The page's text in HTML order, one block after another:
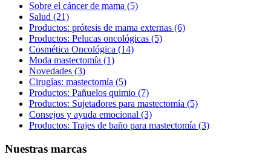
Sobre el cáncer de mama (5)
Salud (21)
Productos: prótesis de mama externas (6)
Productos: Pelucas oncológicas (5)
Cosmética Oncológica (14)
Moda mastectomía (1)
Novedades (3)
Cirugías: mastectomía (5)
Productos: Pañuelos quimio (7)
Productos: Sujetadores para mastectomía (5)
Consejos y ayuda emocional (3)
Productos: Trajes de baño para mastectomía (3)
Nuestras marcas